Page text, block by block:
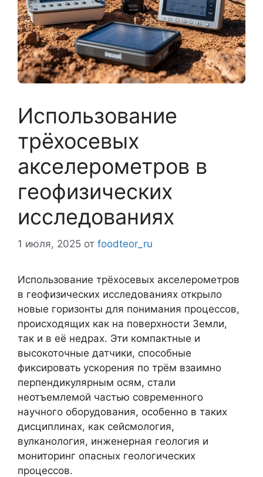
Использование
трёхосевых
акселерометров в
геофизических
исследованиях
1 июля, 2025 от foodteor_ru
Использование трёхосевых акселерометров
в геофизических исследованиях открыло
новые горизонты для понимания процессов,
происходящих как на поверхности Земли,
так и в её недрах. Эти компактные и
высокоточные датчики, способные
фиксировать ускорения по трём взаимно
перпендикулярным осям, стали
неотъемлемой частью современного
научного оборудования, особенно в таких
дисциплинах, как сейсмология,
вулканология, инженерная геология и
мониторинг опасных геологических
процессов.